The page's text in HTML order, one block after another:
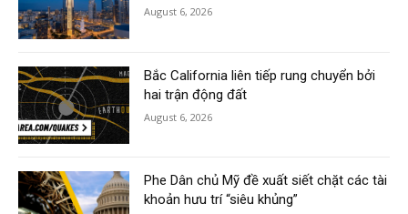
August 6, 2026
Bắc California liên tiếp rung chuyển bởi
hai trận động đất
August 6, 2026
Phe Dân chủ Mỹ đề xuất siết chặt các tài
khoản hưu trí “siêu khủng”